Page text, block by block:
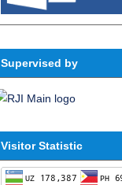
Supervised by
Visitor Statistic